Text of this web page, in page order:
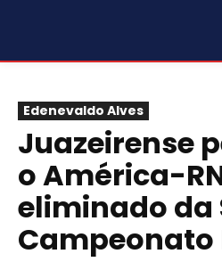
Edenevaldo Alves
Juazeirense
o América-
eliminado da
Campeonato